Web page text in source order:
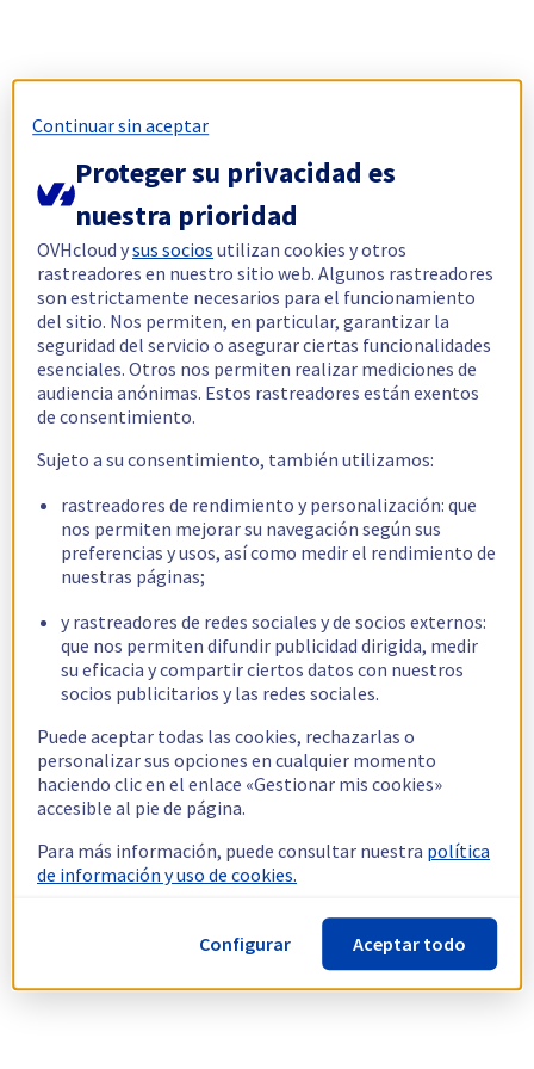
Continuar sin aceptar
Proteger su privacidad es
nuestra prioridad
OVHcloud ysus socios utilizan cookies y otros
rastreadores en nuestro sitio web. Algunos rastreadores
son estrictamente necesarios para el funcionamiento
del sitio. Nos permiten, en particular, garantizar la
seguridad del servicio o asegurar ciertas funcionalidades
esenciales. Otros nos permiten realizar mediciones de
audiencia anónimas. Estos rastreadores están exentos
de consentimiento.
Sujeto a su consentimiento, también utilizamos:
rastreadores de rendimiento y personalización: que
nos permiten mejorar su navegación según sus
preferencias y usos, así como medir el rendimiento de
nuestras páginas;
y rastreadores de redes sociales y de socios externos:
que nos permiten difundir publicidad dirigida, medir
su eficacia y compartir ciertos datos con nuestros
socios publicitarios y las redes sociales.
Puede aceptar todas las cookies, rechazarlas o
personalizar sus opciones en cualquier momento
haciendo clic en el enlace «Gestionar mis cookies»
accesible al pie de página.
Para más información, puede consultar nuestra política
de información y uso de cookies.
Configurar Aceptar todo